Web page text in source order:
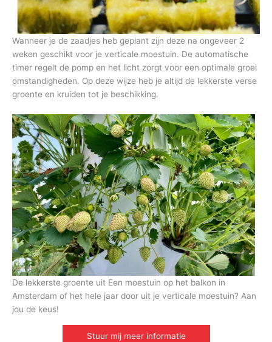
Wanneer je de zaadjes heb geplant zijn deze na ongeveer 2
weken geschikt voor je verticale moestuin. De automatische
timer regelt de pomp en het licht zorgt voor een optimale groei
omstandigheden. Op deze wijze heb je altijd de lekkerste verse
groente en kruiden tot je beschikking.
De lekkerste groente uit Een moestuin op het balkon in
Amsterdam of het hele jaar door uit je verticale moestuin? Aan
jou de keus!
Stuur mij meer informatie